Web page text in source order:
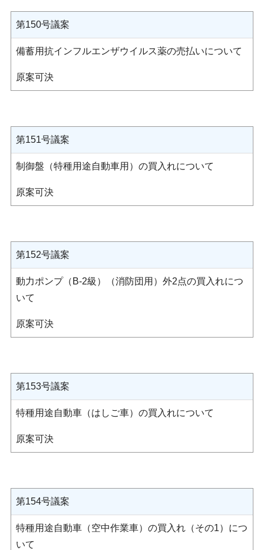
第150号議案
備蓄用抗インフルエンザウイルス薬の売払いについて
原案可決
第151号議案
制御盤（特種用途自動車用）の買入れについて
原案可決
第152号議案
動力ポンプ（B-2級）（消防団用）外2点の買入れにつ
いて
原案可決
第153号議案
特種用途自動車（はしご車）の買入れについて
原案可決
第154号議案
特種用途自動車（空中作業車）の買入れ（その1）につ
いて